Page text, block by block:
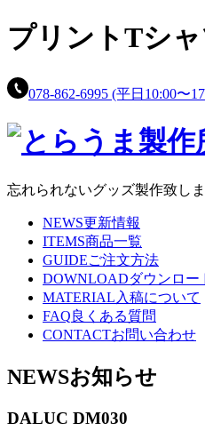
プリントTシャ
078-862-6995 (平日10:00〜
忘れられないグッズ製作致し
NEWS更新情報
ITEMS商品一覧
GUIDEご注文方法
DOWNLOADダウンロー
MATERIAL 入稿について
FAQ良くある質問
CONTACTお問い合わせ
NEWSお知らせ
DALUC DM030